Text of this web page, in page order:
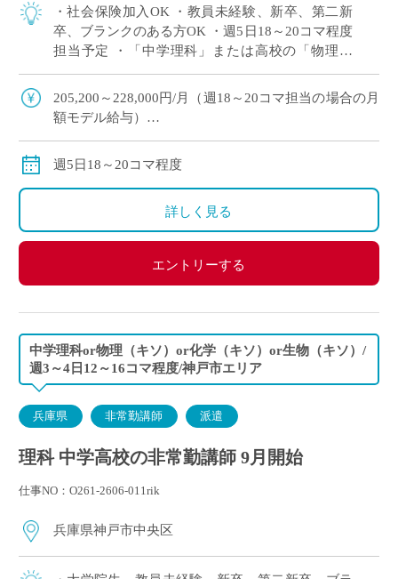
・社会保険加入OK ・教員未経験、新卒、第二新
卒、ブランクのある方OK ・週5日18～20コマ程度
担当予定 ・「中学理科」または高校の「物理」
OK ・2学期スタートですが […]
205,200～228,000円/月（週18～20コマ担当の場合の月
額モデル給与）
週18コマ以上担当で、社会保険加入
週5日18～20コマ程度
詳しく見る
エントリーする
中学理科or物理（キソ）or化学（キソ）or生物（キソ）/
週3～4日12～16コマ程度/神戸市エリア
兵庫県 非常勤講師 派遣
理科 中学高校の非常勤講師 9月開始
仕事NO：O261-2606-011rik
兵庫県神戸市中央区